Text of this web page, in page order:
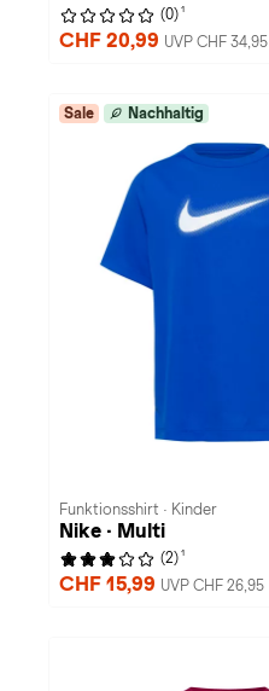
(0) 1
CHF 20,99 UVP CHF 34,95
Sale Nachhaltig
Funktionsshirt · Kinder
Nike · Multi
(2) 1
CHF 15,99 UVP CHF 26,95